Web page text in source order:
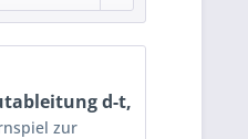
d-t,
zur